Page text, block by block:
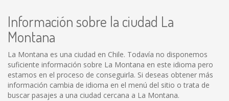
Información sobre la ciudad La
Montana
La Montana es una ciudad en Chile. Todavía no disponemos
suficiente información sobre La Montana en este idioma pero
estamos en el proceso de conseguirla. Si deseas obtener más
información cambia de idioma en el menú del sitio o trata de
buscar pasajes a una ciudad cercana a La Montana.